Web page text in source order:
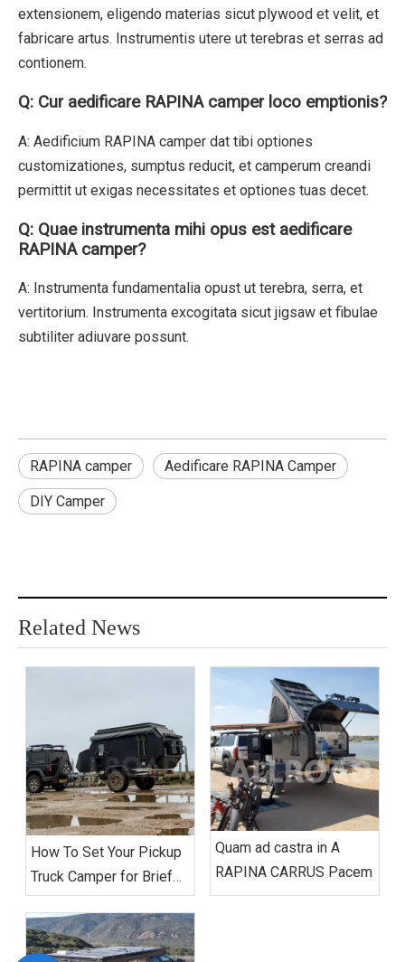
extensionem, eligendo materias sicut plywood et velit, et
fabricare artus. Instrumentis utere ut terebras et serras ad
contionem.
Q: Cur aedificare RAPINA camper loco emptionis?
A: Aedificium RAPINA camper dat tibi optiones
customizationes, sumptus reducit, et camperum creandi
permittit ut exigas necessitates et optiones tuas decet.
Q: Quae instrumenta mihi opus est aedificare
RAPINA camper?
A: Instrumenta fundamentalia opust ut terebra, serra, et
vertitorium. Instrumenta excogitata sicut jigsaw et fibulae
subtiliter adiuvare possunt.
RAPINA camper Aedificare RAPINA Camper
DIY Camper
Related News
How To Set Your Pickup
Truck Camper for Brief
Camping?
Quam ad castra in A
RAPINA CARRUS Pacem